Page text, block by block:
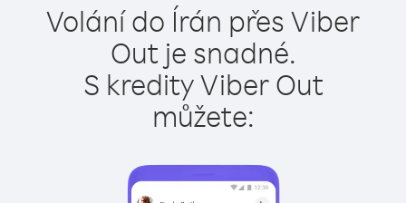
Volání do Írán přes Viber
Out je snadné.
S kredity Viber Out
můžete: